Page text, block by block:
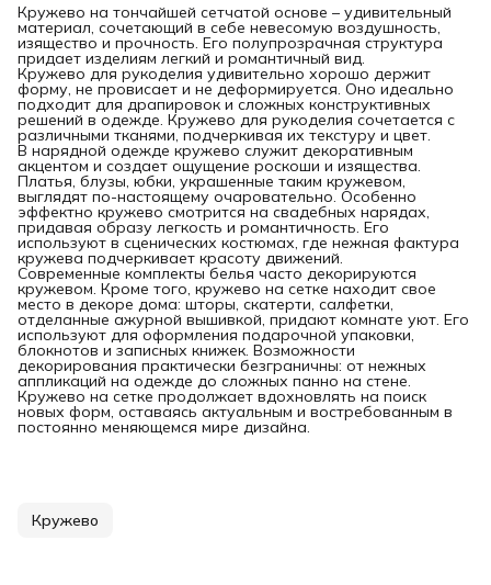
Кружево на тончайшей сетчатой основе – удивительный
материал, сочетающий в себе невесомую воздушность,
изящество и прочность. Его полупрозрачная структура
придает изделиям легкий и романтичный вид.
Кружево для рукоделия удивительно хорошо держит
форму, не провисает и не деформируется. Оно идеально
подходит для драпировок и сложных конструктивных
решений в одежде. Кружево для рукоделия сочетается с
различными тканями, подчеркивая их текстуру и цвет.
В нарядной одежде кружево служит декоративным
акцентом и создает ощущение роскоши и изящества.
Платья, блузы, юбки, украшенные таким кружевом,
выглядят по-настоящему очаровательно. Особенно
эффектно кружево смотрится на свадебных нарядах,
придавая образу легкость и романтичность. Его
используют в сценических костюмах, где нежная фактура
кружева подчеркивает красоту движений.
Современные комплекты белья часто декорируются
кружевом. Кроме того, кружево на сетке находит свое
место в декоре дома: шторы, скатерти, салфетки,
отделанные ажурной вышивкой, придают комнате уют. Его
используют для оформления подарочной упаковки,
блокнотов и записных книжек. Возможности
декорирования практически безграничны: от нежных
аппликаций на одежде до сложных панно на стене.
Кружево на сетке продолжает вдохновлять на поиск
новых форм, оставаясь актуальным и востребованным в
постоянно меняющемся мире дизайна.
Кружево